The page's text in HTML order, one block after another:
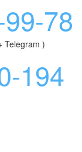
78
Telegram )
194